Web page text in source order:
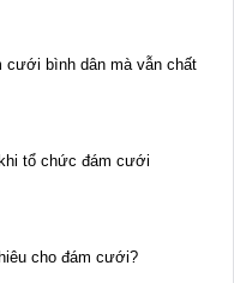
cưới bình dân mà vẫn chất
tổ chức đám cưới
cho đám cưới?